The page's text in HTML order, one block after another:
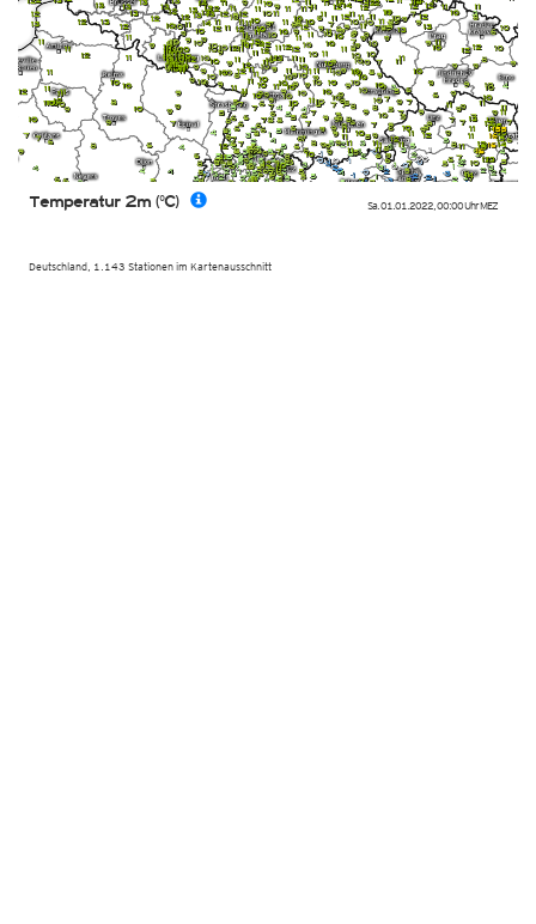
Sa. 01.01.2022, 00:00 UhrMEZ
Deutschland, 1.143 Stationen im Kartenausschnitt
Temperatur 2m (°C)